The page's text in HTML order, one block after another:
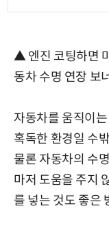
▲ 엔진 코팅하면
동차 수명 연장 보
자동차를 움직이
혹독한 환경일 수
물론 자동차의 수
마저 도움을 주지
를 넣는 것도 좋은